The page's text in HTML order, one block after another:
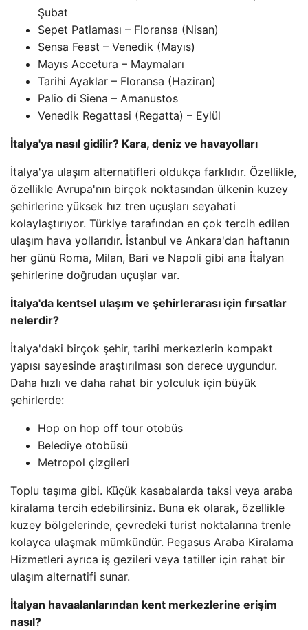
Şubat
Sepet Patlaması – Floransa (Nisan)
Sensa Feast – Venedik (Mayıs)
Mayıs Accetura – Maymaları
Tarihi Ayaklar – Floransa (Haziran)
Palio di Siena – Amanustos
Venedik Regattasi (Regatta) – Eylül
İtalya'ya nasıl gidilir? Kara, deniz ve havayolları
İtalya'ya ulaşım alternatifleri oldukça farklıdır. Özellikle,
özellikle Avrupa'nın birçok noktasından ülkenin kuzey
şehirlerine yüksek hız tren uçuşları seyahati
kolaylaştırıyor. Türkiye tarafından en çok tercih edilen
ulaşım hava yollarıdır. İstanbul ve Ankara'dan haftanın
her günü Roma, Milan, Bari ve Napoli gibi ana İtalyan
şehirlerine doğrudan uçuşlar var.
İtalya'da kentsel ulaşım ve şehirlerarası için fırsatlar
nelerdir?
İtalya'daki birçok şehir, tarihi merkezlerin kompakt
yapısı sayesinde araştırılması son derece uygundur.
Daha hızlı ve daha rahat bir yolculuk için büyük
şehirlerde:
Hop on hop off tour otobüs
Belediye otobüsü
Metropol çizgileri
Toplu taşıma gibi. Küçük kasabalarda taksi veya araba
kiralama tercih edebilirsiniz. Buna ek olarak, özellikle
kuzey bölgelerinde, çevredeki turist noktalarına trenle
kolayca ulaşmak mümkündür. Pegasus Araba Kiralama
Hizmetleri ayrıca iş gezileri veya tatiller için rahat bir
ulaşım alternatifi sunar.
İtalyan havaalanlarından kent merkezlerine erişim
nasıl?